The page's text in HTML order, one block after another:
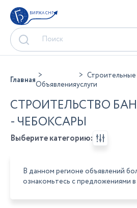
БИРЖА СНГ
ГлавнаяОбъявления
Строительные
услуги
СТРОИТЕЛЬСТВО
- ЧЕБОКСАРЫ
Выберите категорию:
В данном регионе объявлений
ознакомьтесь с предложениями